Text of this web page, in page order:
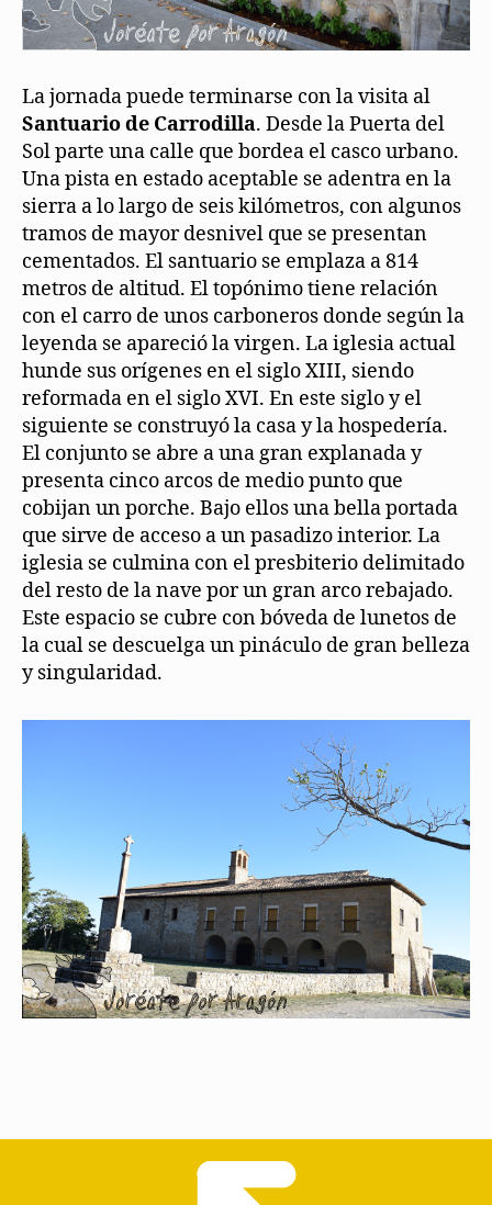
La jornada puede terminarse con la visita al
Santuario de Carrodilla. Desde la Puerta del
Sol parte una calle que bordea el casco urbano.
Una pista en estado aceptable se adentra en la
sierra a lo largo de seis kilómetros, con algunos
tramos de mayor desnivel que se presentan
cementados. El santuario se emplaza a 814
metros de altitud. El topónimo tiene relación
con el carro de unos carboneros donde según la
leyenda se apareció la virgen. La iglesia actual
hunde sus orígenes en el siglo XIII, siendo
reformada en el siglo XVI. En este siglo y el
siguiente se construyó la casa y la hospedería.
El conjunto se abre a una gran explanada y
presenta cinco arcos de medio punto que
cobijan un porche. Bajo ellos una bella portada
que sirve de acceso a un pasadizo interior. La
iglesia se culmina con el presbiterio delimitado
del resto de la nave por un gran arco rebajado.
Este espacio se cubre con bóveda de lunetos de
la cual se descuelga un pináculo de gran belleza
y singularidad.